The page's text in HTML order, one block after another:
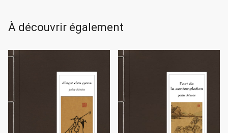
À découvrir également